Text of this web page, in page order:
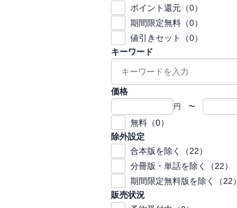
ポイント還元（0）
期間限定無料（0）
値引きセット（0）
キーワード
価格
円 〜
無料（0）
除外設定
合本版を除く（22）
分冊版・単話を除く（22）
期間限定無料版を除く（22）
販売状況